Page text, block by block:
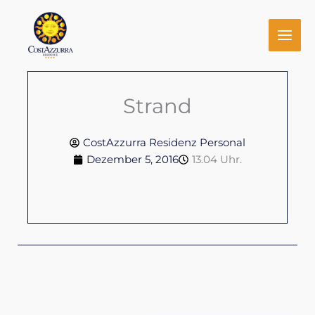
springen
Strand
CostAzzurra Residenz Personal
Dezember 5, 2016
13.04 Uhr.